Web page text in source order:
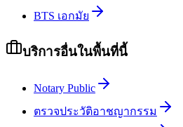
BTS เอกมัย
บริการอื่นในพื้นที่นี้
Notary Public
ตรวจประวัติอาชญากรรม